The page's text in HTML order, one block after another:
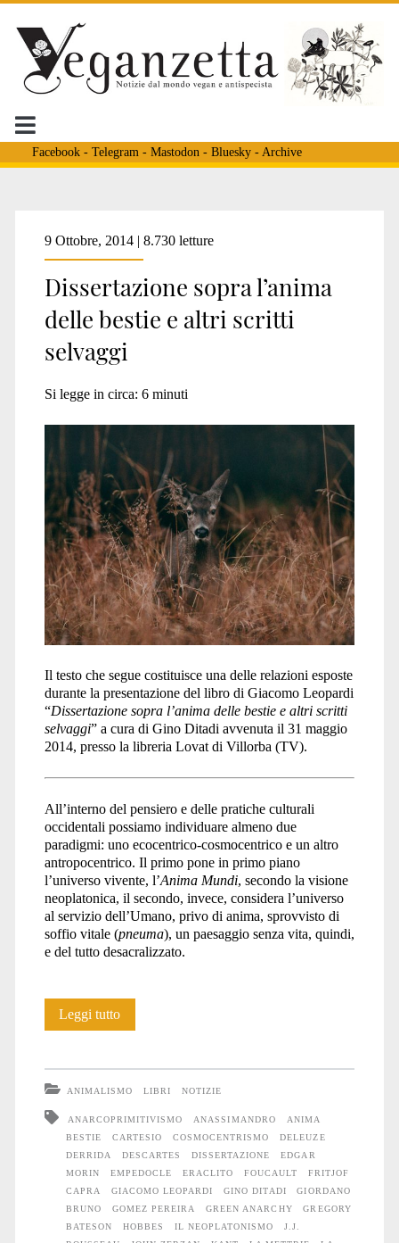
Facebook- Telegram - Mastodon - Bluesky- Archive
Tag:
<span>Parmenide</
9 Ottobre, 2014 | 8.730 letture
Dissertazione sopra l’anima
delle bestie e altri scritti
selvaggi
Si legge in circa: 6 minuti
Il testo che segue costituisce una delle relazioni esposte
durante la presentazione del libro di Giacomo Leopardi
“Dissertazione sopra l’anima delle bestie e altri scritti
selvaggi” a cura di Gino Ditadi avvenuta il 31 maggio
2014, presso la libreria Lovat di Villorba (TV).
All’interno del pensiero e delle pratiche culturali
occidentali possiamo individuare almeno due
paradigmi: uno ecocentrico-cosmocentrico e un altro
antropocentrico. Il primo pone in primo piano
l’universo vivente, l’Anima Mundi, secondo la visione
neoplatonica, il secondo, invece, considera l’universo
al servizio dell’Umano, privo di anima, sprovvisto di
soffio vitale (pneuma), un paesaggio senza vita, quindi,
e del tutto desacralizzato.
Leggi tuttoDissertazione
bestie
e
altri
scritti
ANIMALISMO LIBRI NOTIZIE
ANARCOPRIMITIVISMO ANASSIMANDRO
ANIMA
BESTIE
CARTESIO COSMOCENTRISMO
DELEUZE
DERRIDA
DESCARTES DISSERTAZIONE
EDGAR
MORIN
EMPEDOCLE ERACLITO FOUCAULT
FRITJOF
CAPRA
GIACOMO LEOPARDI GINO DITADI
GIORDANO
BRUNO
GOMEZ PEREIRA GREEN ANARCHY
GREGORY
BATESON
HOBBES IL NEOPLATONISMO
J.J.